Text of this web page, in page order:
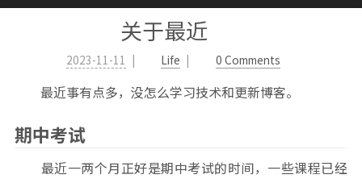
关于最近
2023-11-11 Life 0 Comments
最近事有点多，没怎么学习技术和更新博客。
期中考试
最近一两个月正好是期中考试的时间，一些课程已经